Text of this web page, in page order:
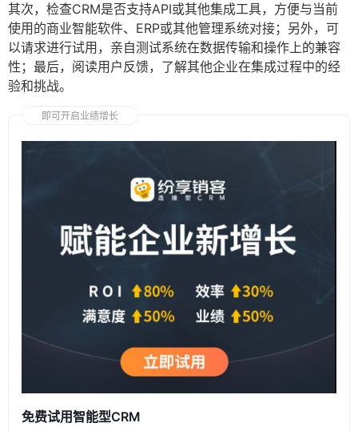
其次，检查CRM是否支持API或其他集成工具，方便与当前
使用的商业智能软件、ERP或其他管理系统对接；另外，可
以请求进行试用，亲自测试系统在数据传输和操作上的兼容
性；最后，阅读用户反馈，了解其他企业在集成过程中的经
验和挑战。
即可开启业绩增长
免费试用智能型CRM